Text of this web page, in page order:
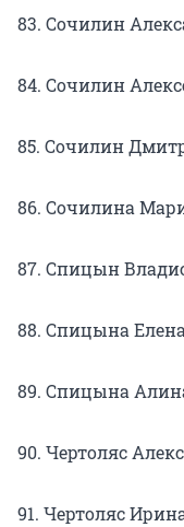
83. Сочилин
84. Сочилин
85. Сочилин
86. Сочилина
87. Спицын
88. Спицына
89. Спицына
90. Чертоляс
91. Чертоляс